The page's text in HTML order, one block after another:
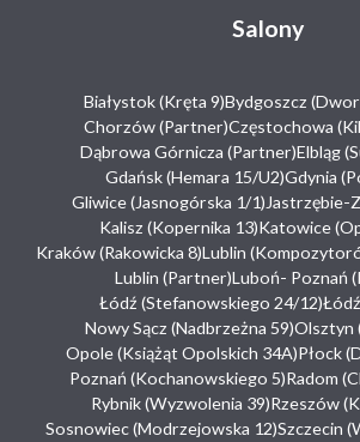
Salony
Białystok (Kręta 9)Bydgoszcz
Chorzów (Partner)Częstochowa
Dąbrowa Górnicza (Partner)Elbląg
Gdańsk (Hemara 15/U2)Gdynia
Gliwice (Jasnogórska 1/1)Jastrzębie-
Kalisz (Kopernika 13)Katowice
Kraków (Rakowicka 8)Lublin
Lublin (Partner)Luboń- Poznań
Łódź (Stefanowskiego 24/12)
Nowy Sącz (Nadbrzeżna 59)Olsztyn
Opole (Książąt Opolskich 34A)Płock
Poznań (Kochanowskiego 5)Radom
Rybnik (Wyzwolenia 39)Rzeszów
Sosnowiec (Modrzejowska 12)Szczecin